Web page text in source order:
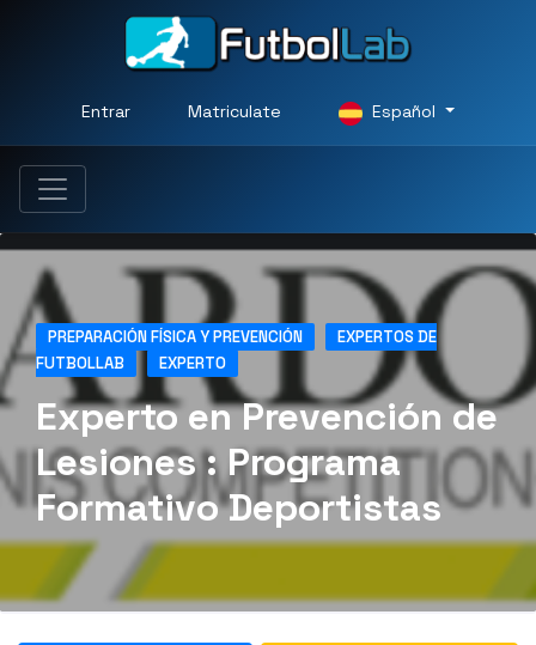
Entrar Matriculate Español
PREPARACIÓN FÍSICA Y PREVENCIÓN
EXPERTOS DE
FUTBOLLAB
EXPERTO
Experto en Prevención de
Lesiones : Programa
Formativo Deportistas